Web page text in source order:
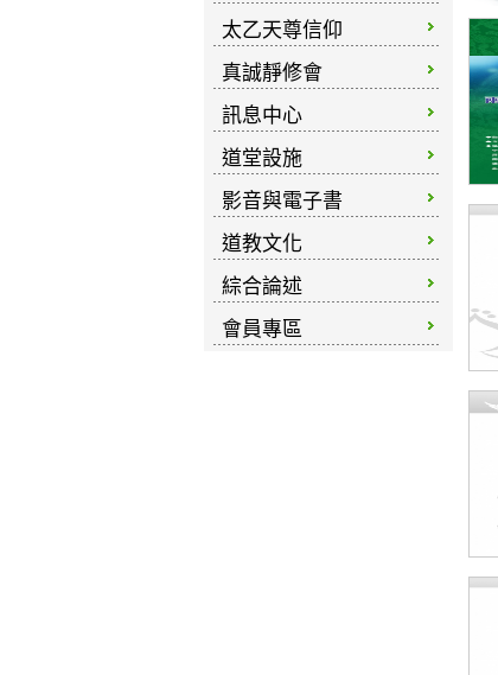
太乙天尊信仰
真誠靜修會
訊息中心
道堂設施
影音與電子書
道教文化
綜合論述
會員專區